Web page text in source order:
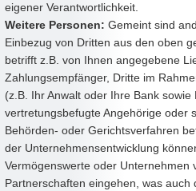
eigener Verantwortlichkeit.
Weitere Personen: Gemeint sind
Einbezug von Dritten aus den oben
betrifft z.B. von Ihnen angegebene
Zahlungsempfänger, Dritte im
(z.B. Ihr Anwalt oder Ihre Bank sowie
vertretungsbefugte Angehörige oder
Behörden- oder Gerichtsverfahren
der Unternehmensentwicklung
Vermögenswerte oder
Partnerschaften eingehen, was auch